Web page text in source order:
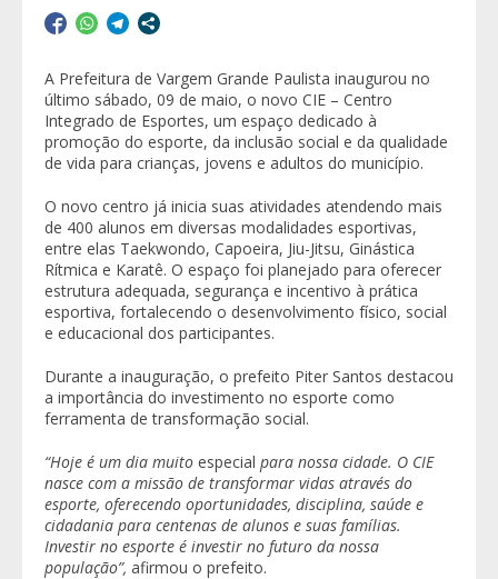
A Prefeitura de Vargem Grande Paulista inaugurou no
último sábado, 09 de maio, o novo CIE – Centro
Integrado de Esportes, um espaço dedicado à
promoção do esporte, da inclusão social e da qualidade
de vida para crianças, jovens e adultos do município.
O novo centro já inicia suas atividades atendendo mais
de 400 alunos em diversas modalidades esportivas,
entre elas Taekwondo, Capoeira, Jiu-Jitsu, Ginástica
Rítmica e Karatê. O espaço foi planejado para oferecer
estrutura adequada, segurança e incentivo à prática
esportiva, fortalecendo o desenvolvimento físico, social
e educacional dos participantes.
Durante a inauguração, o prefeito Piter Santos destacou
a importância do investimento no esporte como
ferramenta de transformação social.
“Hoje é um dia muito especial para nossa cidade. O CIE
nasce com a missão de transformar vidas através do
esporte, oferecendo oportunidades, disciplina, saúde e
cidadania para centenas de alunos e suas famílias.
Investir no esporte é investir no futuro da nossa
população”, afirmou o prefeito.